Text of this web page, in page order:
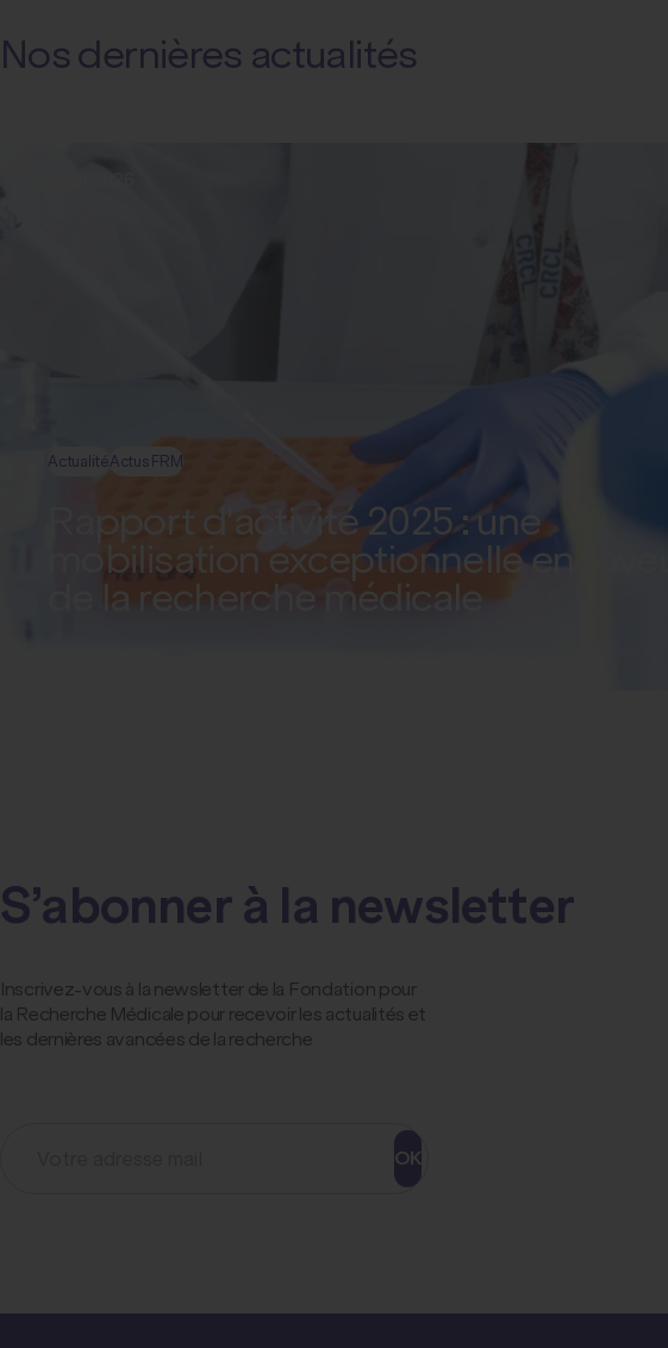
Nos dernières actualités
Rapport d'activité 2025 : une
mobilisation exceptionnelle en
de la recherche médicale
ActualitéActus FRM
S’abonner à la newsletter
Inscrivez-vous à la newsletter de la Fondation pour
la Recherche Médicale pour recevoir les actualités et
les dernières avancées de la recherche
OK